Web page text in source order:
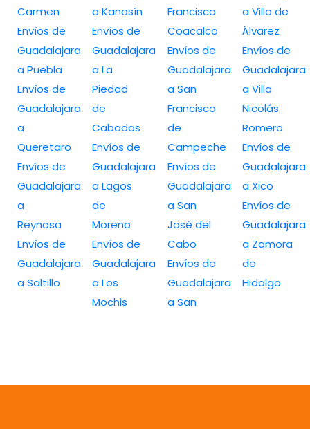
Carmen
Envíos de
Guadalajara
a Puebla
Envíos de
Guadalajara
a
Queretaro
Envíos de
Guadalajara
a
Reynosa
Envíos de
Guadalajara
a Saltillo
a Kanasín
Envíos de
Guadalajara
a La
Piedad
de
Cabadas
Envíos de
Guadalajara
a Lagos
de
Moreno
Envíos de
Guadalajara
a Los
Mochis
Francisco
Coacalco
Envíos de
Guadalajara
a San
Francisco
de
Campeche
Envíos de
Guadalajara
a San
José del
Cabo
Envíos de
Guadalajara
a San
a Villa de
Álvarez
Envíos de
Guadalajara
a Villa
Nicolás
Romero
Envíos de
Guadalajara
a Xico
Envíos de
Guadalajara
a Zamora
de
Hidalgo